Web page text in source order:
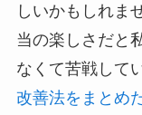
しいかもしれま
当の楽しさだと
なくて苦戦して
改善法をまとめ